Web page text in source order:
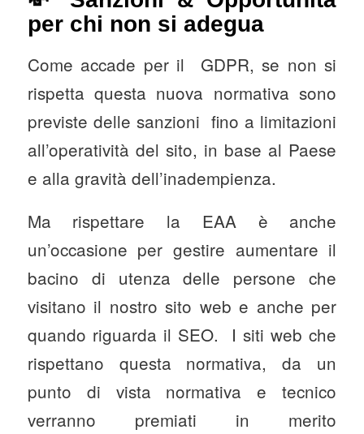
per chi non si adegua
Come accade per il GDPR, se non si
rispetta questa nuova normativa sono
previste delle sanzioni fino a limitazioni
all’operatività del sito, in base al Paese
e alla gravità dell’inadempienza.
Ma rispettare la EAA è anche
un’occasione per gestire aumentare il
bacino di utenza delle persone che
visitano il nostro sito web e anche per
quando riguarda il SEO. I siti web che
rispettano questa normativa, da un
punto di vista normativa e tecnico
verranno premiati in merito